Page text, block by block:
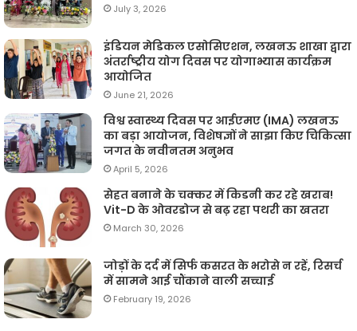
July 3, 2026
इंडियन मेडिकल एसोसिएशन, लखनऊ शाखा द्वारा
अंतर्राष्ट्रीय योग दिवस पर योगाभ्यास कार्यक्रम
आयोजित
June 21, 2026
विश्व स्वास्थ्य दिवस पर आईएमए (IMA) लखनऊ
का बड़ा आयोजन, विशेषज्ञों ने साझा किए चिकित्सा
जगत के नवीनतम अनुभव
April 5, 2026
सेहत बनाने के चक्कर में किडनी कर रहे खराब!
Vit-D के ओवरडोज से बढ़ रहा पथरी का खतरा
March 30, 2026
जोड़ों के दर्द में सिर्फ कसरत के भरोसे न रहें, रिसर्च
में सामने आई चौंकाने वाली सच्चाई
February 19, 2026